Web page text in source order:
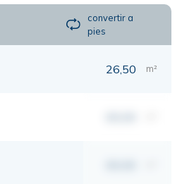
convertir a
pies
26,50 m²